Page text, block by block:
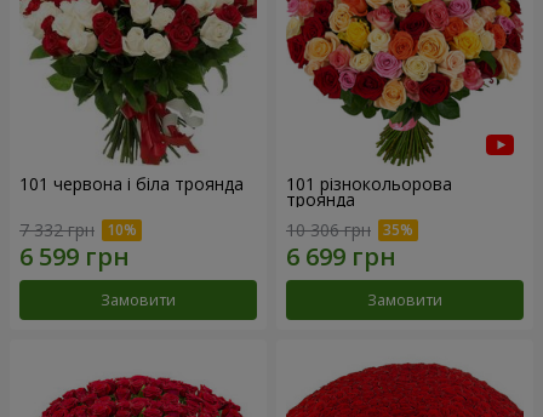
101 червона і біла троянда
7 332 грн
Замовити
101 різнокольорова
троянда
10 306 грн
Замовити